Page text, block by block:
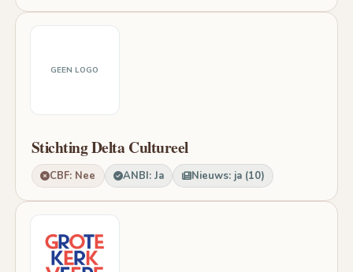
GEEN LOGO
Stichting Delta Cultureel
CBF: Nee ANBI: Ja Nieuws: ja (10)